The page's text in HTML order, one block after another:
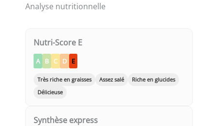
Analyse nutritionnelle
Nutri-Score E
A B C D E
Très riche en graisses Assez salé
Riche en glucides
Délicieuse
Synthèse express